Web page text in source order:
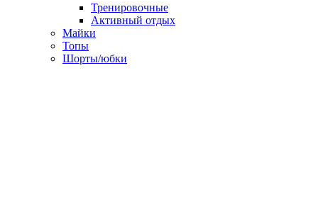
Тренировочные
Активный отдых
Майки
Топы
Шорты/юбки